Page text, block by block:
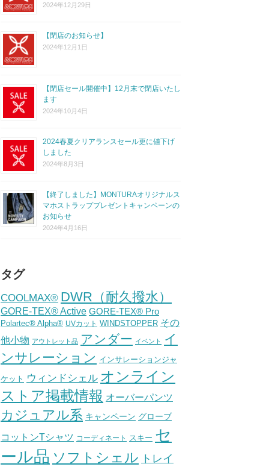
2024年12月29日
【閉店のお知らせ】
2024年12月1日
【閉店セール開催中】12月末で閉店いたし
ます
2024年10月4日
2024春夏クリアランスセール更に値下げ
しました
2024年8月3日
【終了しました】MONTURAオリジナルス
マホストラッププレゼントキャンペーンの
お知らせ
2024年4月16日
タグ
COOLMAX® DWR（耐久撥水）
GORE-TEX® Active GORE-TEX® Pro
Polartec® Alpha® UVカット WINDSTOPPER その
他小物 アウトレット品 アンダー イベント
イ
ンサレーション インサレーションジャ
ケット ウィンドシェル オンライン
ストア掲載情報 オーバーパンツ
カジュアル系 キャンペーン グローブ
コットンTシャツ コーディネート スキー セ
ール品 ソフトシェル トレイ